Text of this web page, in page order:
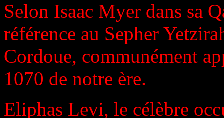
Selon Isaac Myer dans sa
référence au Sepher
Cordoue, communément
1070 de notre ère.
Eliphas Levi, le célèbre